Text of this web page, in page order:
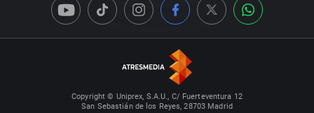
Copyright © Uniprex, S.A.U., C/ Fuerteventura 12
San Sebastián de los Reyes, 28703 Madrid